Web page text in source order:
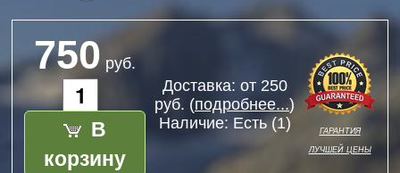
750 руб.
В
корзину
Доставка: от 250
руб. (подробнее...)
Наличие: Есть (1)
гарантия
лучшей цены